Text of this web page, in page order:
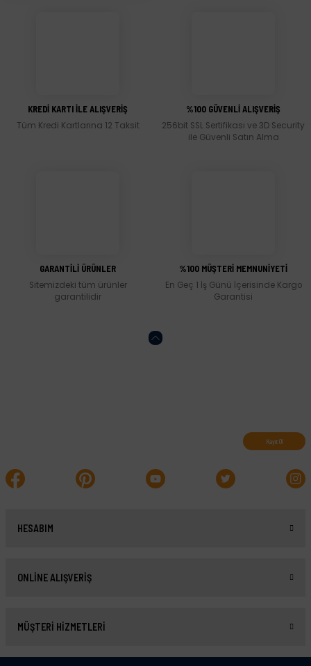
KREDİ KARTI İLE ALIŞVERİŞ
Tüm Kredi Kartlarına 12 Taksit
%100 GÜVENLİ ALIŞVERİŞ
256bit SSL Sertifikası ve 3D Security
ile Güvenli Satın Alma
GARANTİLİ ÜRÜNLER
Sitemizdeki tüm ürünler
garantilidir
%100 MÜŞTERİ MEMNUNİYETİ
En Geç 1 İş Günü İçerisinde Kargo
Garantisi
Kayıt Ol
HESABIM
ONLİNE ALIŞVERİŞ
MÜŞTERİ HİZMETLERİ